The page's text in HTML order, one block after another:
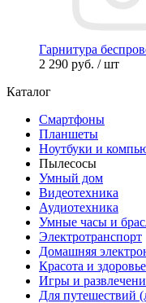
Гарнитура
2 290 руб. / шт
Каталог
Смартфоны
Планшеты
Ноутбуки и
Пылесосы
Умный дом
Видеотехника
Аудиотехника
Умные часы и
Электротранспорт
Домашняя
Красота и здоровье
Игры и
Для путешествий